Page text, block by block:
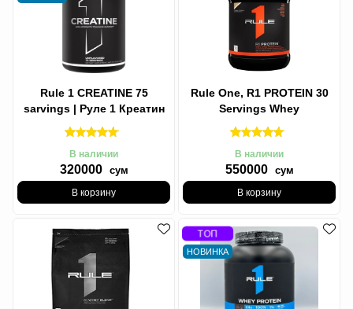
Rule 1 CREATINE 75
sarvings | Руле 1 Креатин
75 порциц Без Вкус
В наличии
320000 сум
В корзину
Rule One, R1 PROTEIN 30
Servings Whey
Isolate/Hydrolysate, R1
БЕЛОК
В наличии
550000 сум
В корзину
ТОП
НОВИНКА